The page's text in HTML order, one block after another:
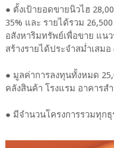
● ตั้งเป้ายอดขายนิวไฮ
35% และ รายได้รวม
อสังหาริมทรัพย์เพื่อขาย แน
สร้างรายได้ประจำสม่ำเสมอ
● มูลค่าการลงทุนทั้งหมด
คลังสินค้า โรงแรม อาคารส
● มีจำนวนโครงการรวมทุก